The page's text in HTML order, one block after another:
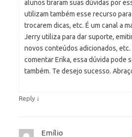
alunos tiraram suas dúvidas por
utilizam também esse recurso
trocarem dicas, etc. É um canal a
Jerry utiliza para dar suporte,
novos conteúdos adicionados,
comentar Erika, essa dúvida pode
também. Te desejo sucesso.
Reply ↓
Emílio